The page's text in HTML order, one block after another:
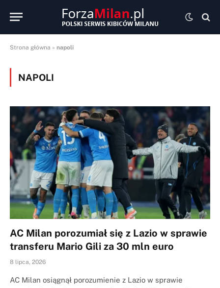
Strona główna » napoli
NAPOLI
AC Milan porozumiał się z Lazio w sprawie
transferu Mario Gili za 30 mln euro
8 lipca, 2026
AC Milan osiągnął porozumienie z Lazio w sprawie